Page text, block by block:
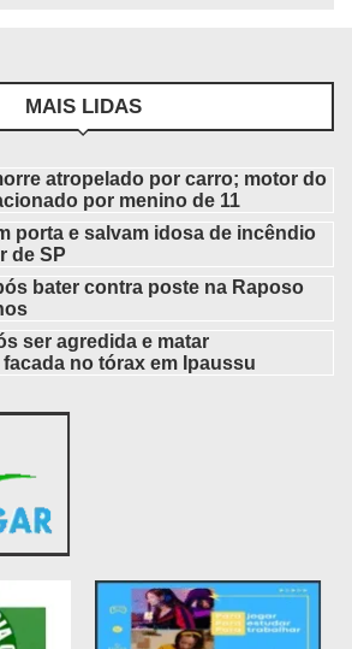
MAIS LIDAS
atropelado por carro; motor do
por menino de 11
porta e salvam idosa de incêndio
de SP
bater contra poste na Raposo
ser agredida e matar
no tórax em Ipaussu